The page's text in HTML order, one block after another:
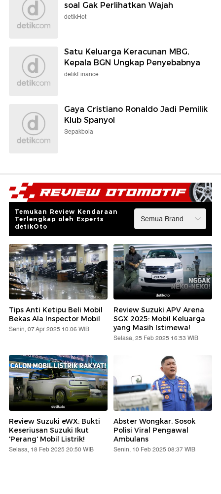
soal Gak Perlihatkan Wajah
detikHot
Satu Keluarga Keracunan MBG,
Kepala BGN Ungkap Penyebabnya
detikFinance
Gaya Cristiano Ronaldo Jadi Pemilik
Klub Spanyol
Sepakbola
Temukan Review Kendaraan
Terlengkap oleh Experts
detikOto
Tips Anti Ketipu Beli Mobil
Bekas Ala Inspector Mobil
Senin, 07 Apr 2025 10:06 WIB
Review Suzuki APV Arena
SGX 2025: Mobil Keluarga
yang Masih Istimewa!
Selasa, 25 Feb 2025 16:53 WIB
Review Suzuki eWX: Bukti
Keseriusan Suzuki Ikut
'Perang' Mobil Listrik!
Selasa, 18 Feb 2025 20:50 WIB
Abster Wongkar, Sosok
Polisi Viral Pengawal
Ambulans
Senin, 10 Feb 2025 08:37 WIB